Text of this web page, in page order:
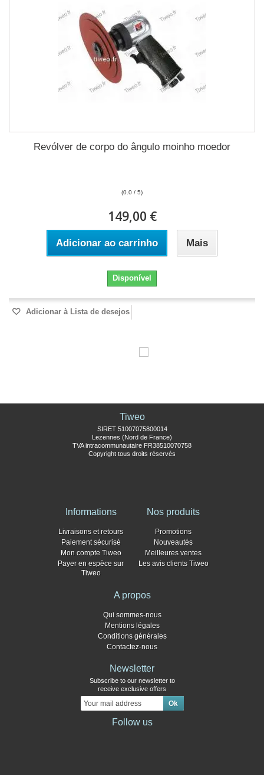
Revólver de corpo do ângulo moinho moedor
(0.0 / 5)
149,00 €
Adicionar ao carrinho Mais
Disponível
Adicionar à Lista de desejos
Tiweo
SIRET 51007075800014
Lezennes (Nord de France)
TVA intracommunautaire FR38510070758
Copyright tous droits réservés
Informations
Livraisons et retours
Paiement sécurisé
Mon compte Tiweo
Payer en espèce sur
Tiweo
Nos produits
Promotions
Nouveautés
Meilleures ventes
Les avis clients Tiweo
A propos
Qui sommes-nous
Mentions légales
Conditions générales
Contactez-nous
Newsletter
Subscribe to our newsletter to
receive exclusive offers
Follow us